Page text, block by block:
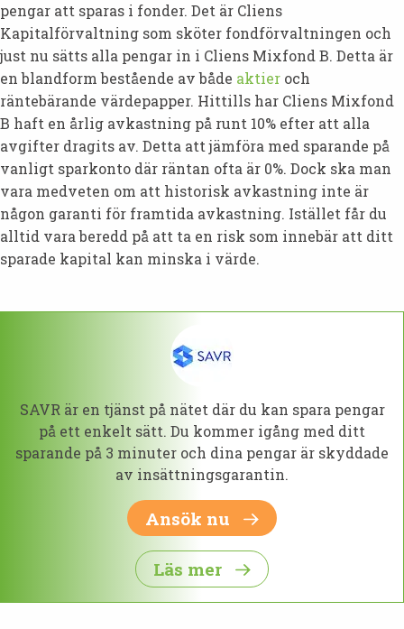
pengar att sparas i fonder. Det är Cliens
Kapitalförvaltning som sköter fondförvaltningen och
just nu sätts alla pengar in i Cliens Mixfond B. Detta är
en blandform bestående av både aktier och
räntebärande värdepapper. Hittills har Cliens Mixfond
B haft en årlig avkastning på runt 10% efter att alla
avgifter dragits av. Detta att jämföra med sparande på
vanligt sparkonto där räntan ofta är 0%. Dock ska man
vara medveten om att historisk avkastning inte är
någon garanti för framtida avkastning. Istället får du
alltid vara beredd på att ta en risk som innebär att ditt
sparade kapital kan minska i värde.
SAVR är en tjänst på nätet där du kan spara pengar
på ett enkelt sätt. Du kommer igång med ditt
sparande på 3 minuter och dina pengar är skyddade
av insättningsgarantin.
Ansök nu
Läs mer